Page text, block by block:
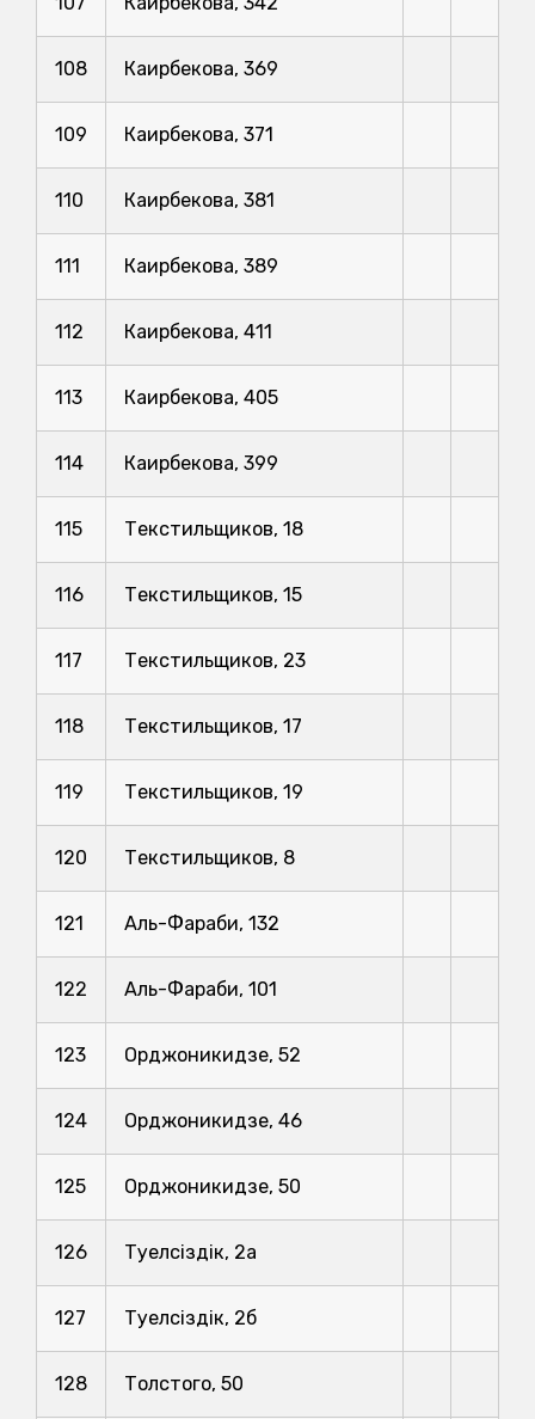
108 Каирбекова, 369
109 Каирбекова, 371
110 Каирбекова, 381
111 Каирбекова, 389
112 Каирбекова, 411
113 Каирбекова, 405
114 Каирбекова, 399
115 Текстильщиков, 18
116 Текстильщиков, 15
117 Текстильщиков, 23
118 Текстильщиков, 17
119 Текстильщиков, 19
120 Текстильщиков, 8
121 Аль-Фараби, 132
122 Аль-Фараби, 101
123 Орджоникидзе, 52
124 Орджоникидзе, 46
125 Орджоникидзе, 50
126 Тәуелсіздік, 2а
127 Тәуелсіздік, 2б
128 Толстого, 50